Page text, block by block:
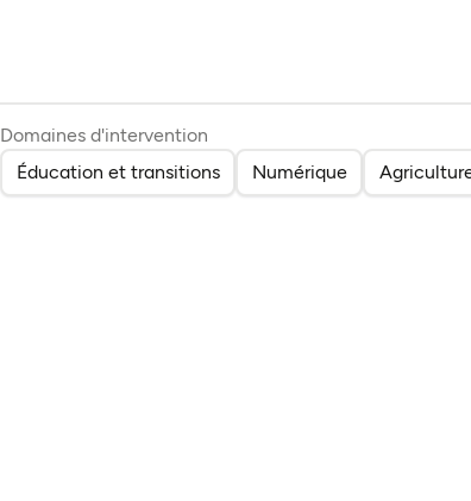
Domaines d'intervention
Éducation et transitions
Numérique